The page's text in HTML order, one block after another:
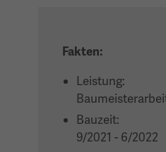
Fakten:
Leistung:
Bauzeit:
9/2021 - 6/2022